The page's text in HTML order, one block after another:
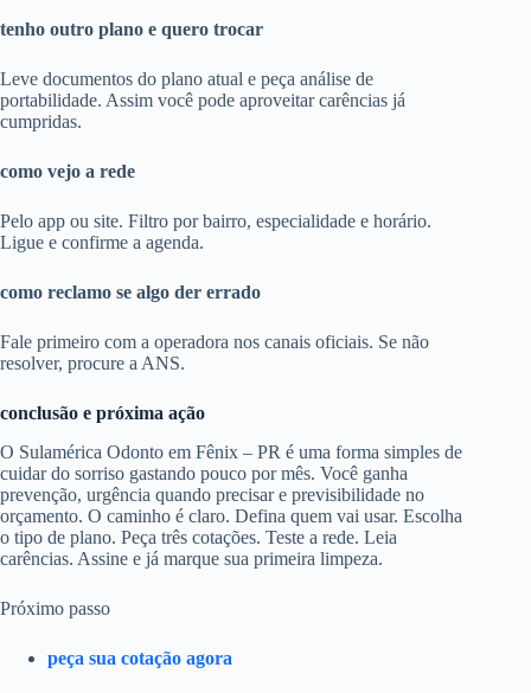
tenho outro plano e quero trocar
Leve documentos do plano atual e peça análise de
portabilidade. Assim você pode aproveitar carências já
cumpridas.
como vejo a rede
Pelo app ou site. Filtro por bairro, especialidade e horário.
Ligue e confirme a agenda.
como reclamo se algo der errado
Fale primeiro com a operadora nos canais oficiais. Se não
resolver, procure a ANS.
conclusão e próxima ação
O Sulamérica Odonto em Fênix – PR é uma forma simples de
cuidar do sorriso gastando pouco por mês. Você ganha
prevenção, urgência quando precisar e previsibilidade no
orçamento. O caminho é claro. Defina quem vai usar. Escolha
o tipo de plano. Peça três cotações. Teste a rede. Leia
carências. Assine e já marque sua primeira limpeza.
Próximo passo
peça sua cotação agora